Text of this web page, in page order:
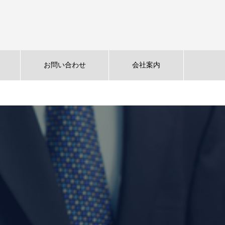
お問い合わせ 会社案内